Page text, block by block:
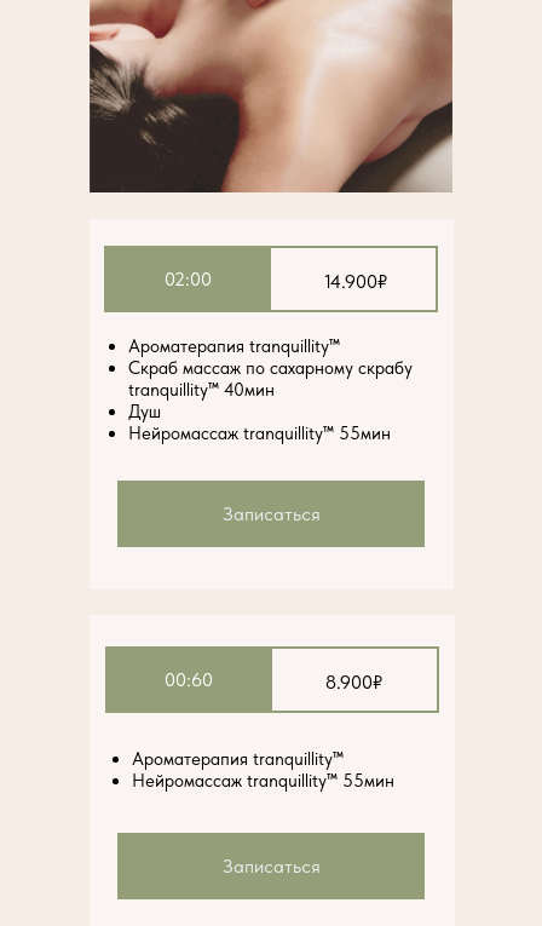
8.900₽
00:60
Ароматерапия tranquillity™
Нейромассаж tranquillity™ 55мин
Записаться
14.900₽
02:00
Ароматерапия tranquillity™
Скраб массаж по сахарному скрабу
tranquillity™ 40мин
Душ
Нейромассаж tranquillity™ 55мин
Записаться